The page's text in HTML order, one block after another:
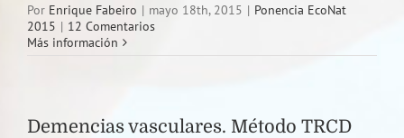
Por Enrique Fabeiro | mayo 18th, 2015 | Ponencia EcoNat
2015 | 12 Comentarios
Más información
Demencias vasculares. Método TRCD